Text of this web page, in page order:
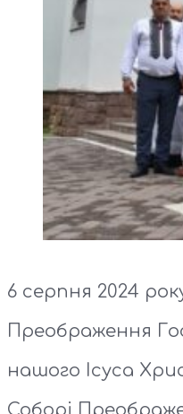
6 серпня 2024
Преображення
нашого Ісуса